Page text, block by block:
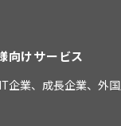
向けサービス
企業、成長企業、外